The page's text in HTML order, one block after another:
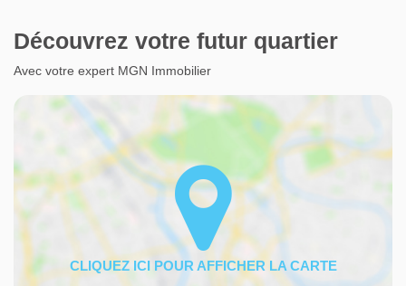
Découvrez votre futur quartier
Avec votre expert MGN Immobilier